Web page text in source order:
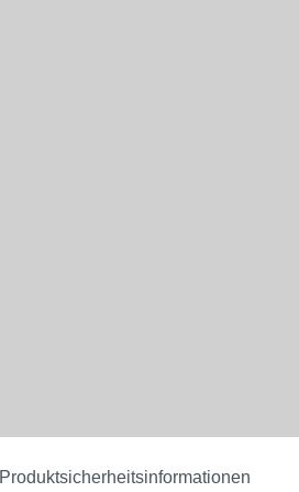
Produktsicherheitsinformationen